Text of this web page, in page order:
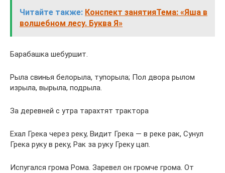
Читайте также: Конспект занятияТема: «Яша в
волшебном лесу. Буква Я»
Барабашка шебуршит.
Рыла свинья белорыла, тупорыла; Пол двора рылом
изрыла, вырыла, подрыла.
За деревней с утра тарахтят трактора
Ехал Грека через реку, Видит Грека — в реке рак, Сунул
Грека руку в реку, Рак за руку Греку цап.
Испугался грома Рома. Заревел он громче грома. От